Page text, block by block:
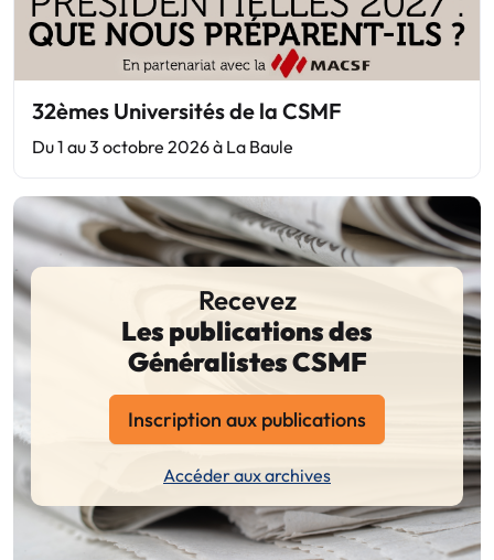
32èmes Universités de la CSMF
Du 1 au 3 octobre 2026 à La Baule
Recevez
Les publications des
Généralistes CSMF
Inscription aux publications
Accéder aux archives